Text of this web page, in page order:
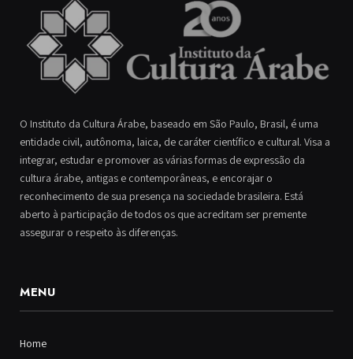
O Instituto da Cultura Árabe, baseado em São Paulo, Brasil, é uma
entidade civil, autônoma, laica, de caráter científico e cultural. Visa a
integrar, estudar e promover as várias formas de expressão da
cultura árabe, antigas e contemporâneas, e encorajar o
reconhecimento de sua presença na sociedade brasileira. Está
aberto à participação de todos os que acreditam ser premente
assegurar o respeito às diferenças.
MENU
Home